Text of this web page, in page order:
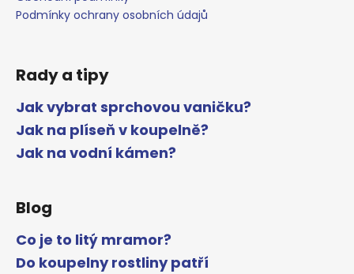
Podmínky ochrany osobních údajů
Rady a tipy
Jak vybrat sprchovou vaničku?
Jak na plíseň v koupelně?
Jak na vodní kámen?
Blog
Co je to litý mramor?
Do koupelny rostliny patří